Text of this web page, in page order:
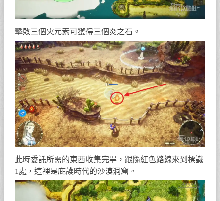
擊敗三個火元素可獲得三個炎之石。
此時委託所需的東西收集完畢，跟隨紅色路線來到標識
1處，這裡是庇護時代的沙漠洞窟。